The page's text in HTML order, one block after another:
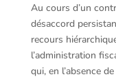
Au cours d’un
désaccord
recours
l’administration
qui, en l’absence